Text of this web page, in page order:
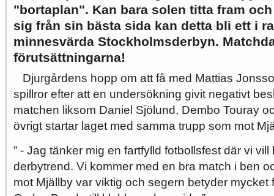
"bortaplan". Kan bara solen titta fram
sig från sin bästa sida kan detta bli ett i
minnesvärda Stockholmsderbyn.
förutsättningarna!
Djurgårdens hopp om att få med Mattias
spillror efter att en undersökning givit negativt
matchen liksom Daniel Sjölund, Dembo Touray
övrigt startar laget med samma trupp som mot
” - Jag tänker mig en fartfylld fotbollsfest där vi
derbytrend. Vi kommer med en bra match i ben
mot Mjällby var viktig och segern betyder mycket